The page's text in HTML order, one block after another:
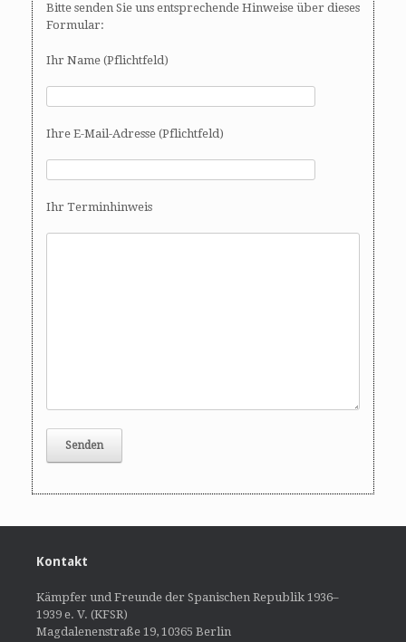
Bitte senden Sie uns entsprechende Hinweise über dieses
Formular:
Ihr Name (Pflichtfeld)
Ihre E-Mail-Adresse (Pflichtfeld)
Ihr Terminhinweis
Kontakt
Kämpfer und Freunde der Spanischen Republik 1936–
1939 e. V. (KFSR)
Magdalenenstraße 19, 10365 Berlin